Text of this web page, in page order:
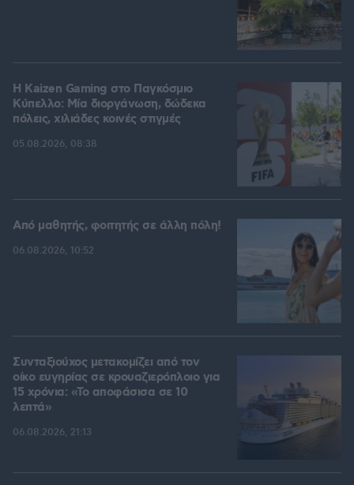
H Kaizen Gaming στο Παγκόσμιο
Kύπελλο: Μία διοργάνωση, δώδεκα
πόλεις, χιλιάδες κοινές στιγμές
05.08.2026, 08:38
Από μαθητής, φοιτητής σε άλλη πόλη!
06.08.2026, 10:52
Συνταξιούχος μετακομίζει από τον
οίκο ευγηρίας σε κρουαζιερόπλοιο για
15 χρόνια: «Το αποφάσισα σε 10
λεπτά»
06.08.2026, 21:13